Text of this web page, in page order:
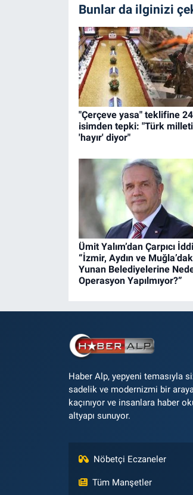
Bunlar da ilginizi
"Çerçeve yasa" teklifine
isimden tepki: "Türk milleti
'hayır' diyor"
Ümit Yalım’dan Çarpıcı
“İzmir, Aydın ve
Yunan Belediyelerine
Operasyon Yapılmıyor?”
Haber Alp, yepyeni temasıyla
sadelik ve modernizmi bir
kaçınıyor ve insanlara haber
altyapı sunuyor.
Nöbetçi Eczaneler
Tüm Manşetler